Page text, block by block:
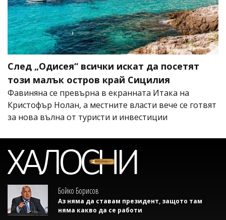
След „Одисея“ всички искат да посетят
този малък остров край Сицилия
Фавиняна се превърна в екранната Итака на
Кристофър Нолан, а местните власти вече се готвят
за нова вълна от туристи и инвестиции
Бойко Борисов
Аз няма да ставам президент, защото там
няма какво да се работи